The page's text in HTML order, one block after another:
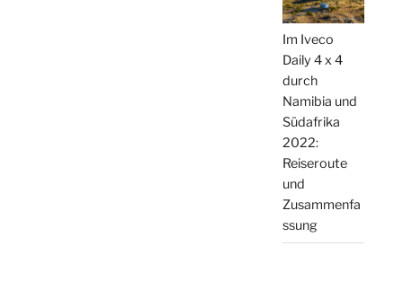
Im Iveco
Daily 4 x 4
durch
Namibia und
Südafrika
2022:
Reiseroute
und
Zusammenfa
ssung